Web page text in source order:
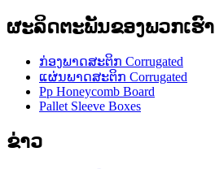
ຜະລິດຕະພັນຂອງພວກເຮົາ
ກ່ອງພາດສະຕິກ Corrugated
ແຜ່ນພາດສະຕິກ Corrugated
Pp Honeycomb Board
Pallet Sleeve Boxes
ຂ່າວ